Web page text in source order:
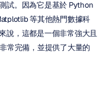
試。因為它是基於 Python
等其他熱門數據科
說，這都是一個非常強大且
常完備，並提供了大量的